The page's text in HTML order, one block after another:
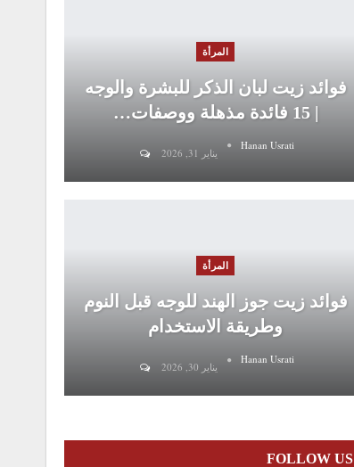
المرأة
فوائد زيت لبان الذكر للبشرة والوجه
| 15 فائدة مذهلة ووصفات…
Hanan Usrati
يناير 31, 2026
المرأة
فوائد زيت جوز الهند للوجه قبل النوم
وطريقة الاستخدام
Hanan Usrati
يناير 30, 2026
FOLLOW US